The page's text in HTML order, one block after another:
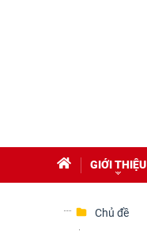
GIỚI THIỆU
Chủ đề